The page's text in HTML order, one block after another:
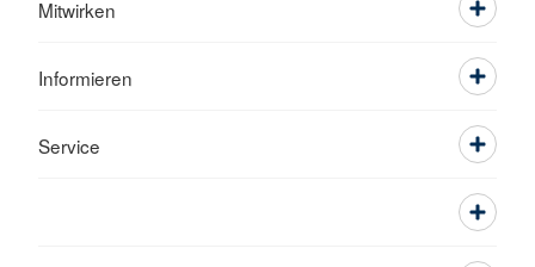
Mitwirken
Informieren
Service